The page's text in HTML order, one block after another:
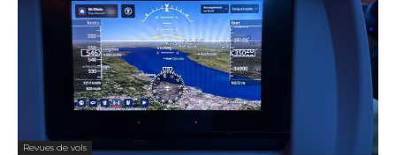
Revues de vols